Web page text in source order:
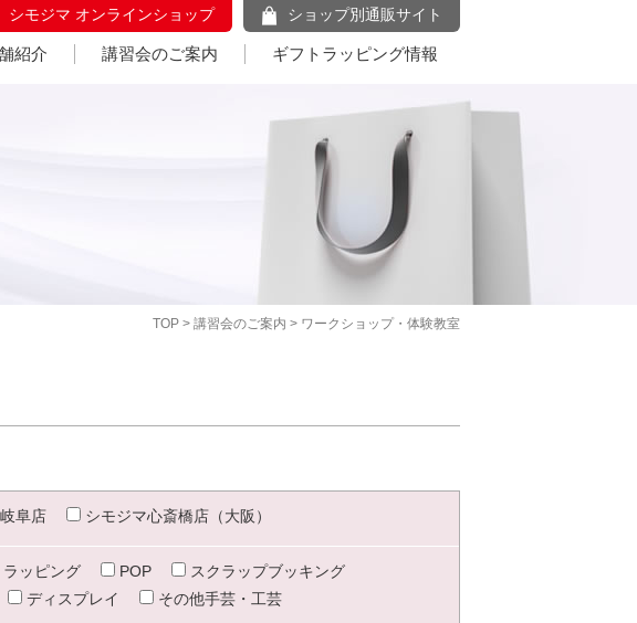
シモジマ オンラインショップ ショップ別通販サイト
紹介 講習会のご案内 ギフトラッピング情報
TOP > 講習会のご案内 > ワークショップ・体験教室
阜店 シモジマ心斎橋店（大阪）
ラッピング POP
スクラップブッキング
ディスプレイ その他手芸・工芸